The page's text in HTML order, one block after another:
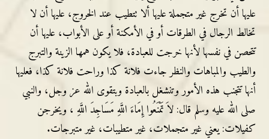
عليها أن تخرج غير متجملة عليها ألا تتطيب عند الخروج، عليها أن لا
تخالط الرجال في الطرقات أو في الأمكنة أو على الأبواب، عليها أن
تتحصن في نفسها لأنها خرجت للعبادة، فلا يكون همها الزينة والتبرج
والطيب والمباهات والنظر جاءت فلانة كذا وراحت فلانة كذا، فعليها
أنها تتجنب هذه الأمور وتنشغل بالعبادة وبتقوى الله عز وجل، والنبي
صلى الله عليه وسلم قال: لاَ تَمْنَعُوا إِمَاءَ اللَّهِ مَسَاجِدَ اللَّهِ ، ويخرجن
كفيلات: يعني غير متجملات، غير متطيبات، غير متبرجات.